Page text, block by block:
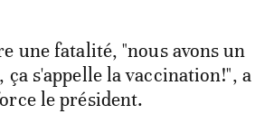
une fatalité, "nous avons un
s'appelle la vaccination!", a
le président.